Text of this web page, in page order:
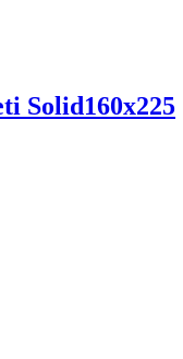
Solid 160x225